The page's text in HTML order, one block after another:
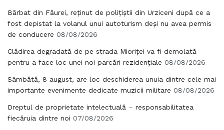
Bărbat din Făurei, reținut de polițiștii din Urziceni după ce a
fost depistat la volanul unui autoturism deși nu avea permis
de conducere 08/08/2026
Clădirea degradată de pe strada Mioriței va fi demolată
pentru a face loc unei noi parcări rezidențiale 08/08/2026
Sâmbătă, 8 august, are loc deschiderea unuia dintre cele mai
importante evenimente dedicate muzicii militare 08/08/2026
Dreptul de proprietate intelectuală – responsabilitatea
fiecăruia dintre noi 07/08/2026